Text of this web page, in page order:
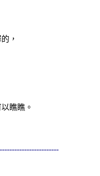
，
瞧瞧。